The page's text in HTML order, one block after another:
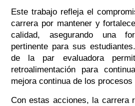
Este trabajo refleja el
carrera por mantener y
calidad, asegurando una
pertinente para sus
de la par evaluadora
retroalimentación para
mejora continua de los
Con estas acciones, la carrera